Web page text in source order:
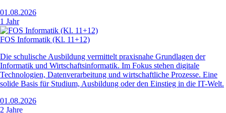
01.08.2026
1 Jahr
FOS Informatik (Kl. 11+12)
Die schulische Ausbildung vermittelt praxisnahe Grundlagen der
Informatik und Wirtschaftsinformatik. Im Fokus stehen digitale
Technologien, Datenverarbeitung und wirtschaftliche Prozesse. Eine
solide Basis für Studium, Ausbildung oder den Einstieg in die IT-Welt.
01.08.2026
2 Jahre